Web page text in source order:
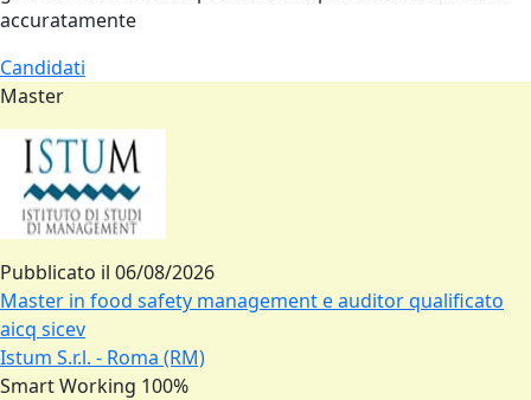
accuratamente
Candidati
Master
Pubblicato il 06/08/2026
Master in food safety management e auditor qualificato
aicq sicev
Istum S.r.l. - Roma (RM)
Smart Working 100%